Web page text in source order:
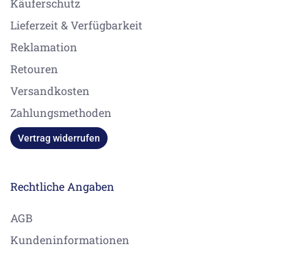
Käuferschutz
Lieferzeit & Verfügbarkeit
Reklamation
Retouren
Versandkosten
Zahlungsmethoden
Vertrag widerrufen
Rechtliche Angaben
AGB
Kundeninformationen